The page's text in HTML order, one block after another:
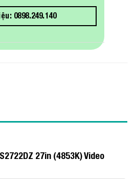
0898.249.140
27in (4853K) Video